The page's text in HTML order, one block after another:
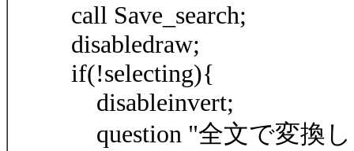
call Save_search;
disabledraw;
if(!selecting){
disableinvert;
question "全文で変換